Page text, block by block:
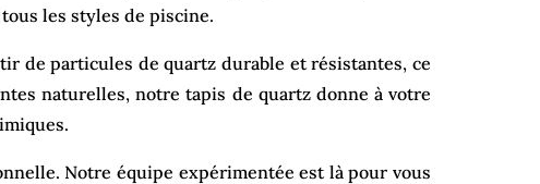
les styles de piscine.
de particules de quartz durable et résistantes, ce
naturelles, notre tapis de quartz donne à votre
Notre équipe expérimentée est là pour vous